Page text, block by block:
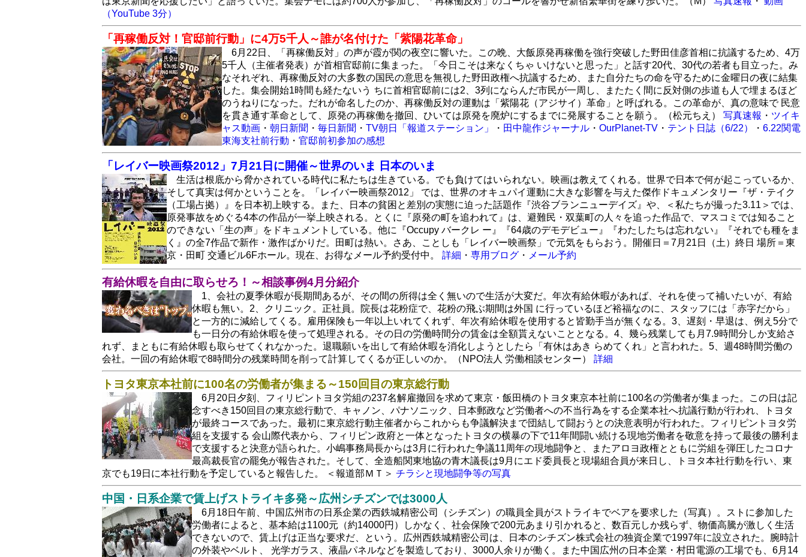
（YouTube 3分）
「再稼働反対！官邸前行動」に4万5千人～誰が名付けた「紫陽花革命」
6月22日、「再稼働反対」の声が霞が関の夜空に響いた。この晩、大飯原発再稼働を強行突破した野田佳彦首相に抗議するため、4万
5千人（主催者発表）が首相官邸前に集まった。「今日こそは来なくちゃ いけないと思った」と話す20代、30代の若者も目立った。み
なそれぞれ、再稼働反対の大多数の国民の意思を無視した野田政権へ抗議するため、また自分たちの命を守るために金曜日の夜に結集
した。集会開始1時間も経たないう ちに首相官邸前には2、3列にならんだ市民が一周し、またたく間に反対側の歩道も人で埋まるほど
のうねりになった。だれが命名したのか、再稼働反対の運動は「紫陽花（アジサイ）革命」と呼ばれる。この革命が、真の意味で 民意
を貫き通す革命として、原発の再稼働を撤回、ひいては原発を廃炉にするまでに発展することを願う。（松元ちえ） 写真速報 ・ ツイキ
ャス動画 ・ 朝日新聞 ・ 毎日新聞 ・ TV朝日「報道ステーション」 ・ 田中龍作ジャーナル ・ OurPlanet-TV ・ テント日誌（6/22） ・ 6.22関電
東海支社前行動 ・ 官邸前初参加の感想
「レイバー映画祭2012」7月21日に開催～世界のいま 日本のいま
生活は根底から脅かされている時代に私たちは生きている。でも負けてはいられない。映画は教えてくれる。世界で日本で何が起こっているか、
そして真実は何かということを。「レイバー映画祭2012」 では、世界のオキュパイ運動に大きな影響を与えた傑作ドキュメンタリー『ザ・テイク
（工場占拠）』を日本初上映する。また、日本の貧困と差別の実態に迫った話題作『渋谷ブランニューデイズ』や、＜私たちが撮った3.11＞では、
原発事故をめぐる4本の作品が一挙上映される。とくに『原発の町を追われて』は、避難民・双葉町の人々を追った作品で、マスコミでは知ること
のできない「生の声」をドキュメントしている。他に『Occupy バークレ ー』『64歳のデモデビュー』『わたしたちは忘れない』『それでも種をま
く』の全7作品で新作・激作ばかりだ。田町は熱い。さあ、ことしも「レイバー映画祭」で元気をもらおう。開催日＝7月21日（土）終日 場所＝東
京・田町 交通ビル6Fホール。現在、お得なメール予約受付中。 詳細 ・ 専用ブログ ・ メール予約
有給休暇を自由に取らせろ！～相談事例4月分紹介
1、会社の夏季休暇が長期間あるが、その間の所得は全く無いので生活が大変だ。年次有給休暇があれば、それを使って補いたいが、有給
休暇も無い。2、クリニック。正社員。院長は花粉症で、花粉の飛ぶ期間は外国 に行っているほど裕福なのに、スタッフには「赤字だから」
と一方的に減給してくる。雇用保険も一年以上いれてくれず、年次有給休暇を使用すると皆勤手当が無くなる。3、遅刻・早退は、例え5分で
も一日分の有給休暇を使って処理される。その日の労働時間分の賃金は全額貰えないこととなる。4、幾ら残業しても月7.9時間分しか支給さ
れず、まともに有給休暇も取らせてくれなかった。退職願いを出して有給休暇を消化しようとしたら「有休はあき らめてくれ」と言われた。5、週48時間労働の
会社。一回の有給休暇で8時間分の残業時間を削って計算してくるが正しいのか。（NPO法人 労働相談センター） 詳細
トヨタ東京本社前に100名の労働者が集まる～150回目の東京総行動
6月20日夕刻、フィリピントヨタ労組の237名解雇撤回を求めて東京・飯田橋のトヨタ東京本社前に100名の労働者が集まった。この日は記
念すべき150回目の東京総行動で、キャノン、パナソニック、日本郵政など労働者への不当行為をする企業本社へ抗議行動が行われ、トヨタ
が最終コースであった。最初に東京総行動主催者からこれからも争議解決まで団結して闘おうとの決意表明が行われた。フィリピントヨタ労
組を支援する 会山際代表から、フィリピン政府と一体となったトヨタの横暴の下で11年間闘い続ける現地労働者を敬意を持って最後の勝利ま
で支援すると決意が語られた。小嶋事務局長からは3月に行われた争議11周年の現地闘争と、またアロヨ政権とともに労組を弾圧したコロナ
最高裁長官の罷免が報告された。そして、全造船関東地協の青木議長は9月にエド委員長と現場組合員が来日し、トヨタ本社行動を行い、東
京でも19日に本社行動を予定していると報告した。 ＜報道部ＭＴ＞ チラシと現地闘争等の写真
中国・日系企業で賃上げストライキ多発～広州シチズンでは3000人
6月18日午前、中国広州市の日系企業の西鉄城精密公司（シチズン）の職員全員がストライキでベアを要求した（写真）。ストに参加した
労働者によると、基本給は1100元（約14000円）しかなく、社会保険で200元あまり引かれると、数百元しか残らず、物価高騰が激しく生活
できないので、賃上げは正当な要求だ、という。広州西鉄城精密公司は、日本のシチズン株式会社の独資企業で1997年に設立された。腕時計
の外装やベルト、 光学ガラス、液晶パネルなどを製造しており、3000人余りが働く。また中国広州の日本企業・村田電源の工場でも、6月14